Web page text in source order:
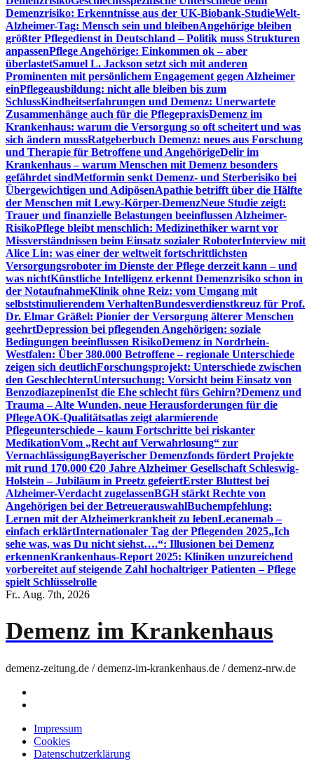
Demenzrisiko: Erkenntnisse aus der UK-Biobank-StudieWelt-
Alzheimer-Tag: Mensch sein und bleibenAngehörige bleiben
größter Pflegedienst in Deutschland – Politik muss Strukturen
anpassenPflege Angehörige: Einkommen ok – aber
überlastetSamuel L. Jackson setzt sich mit anderen
Prominenten mit persönlichem Engagement gegen Alzheimer
einPflegeausbildung: nicht alle bleiben bis zum
SchlussKindheitserfahrungen und Demenz: Unerwartete
Zusammenhänge auch für die PflegepraxisDemenz im
Krankenhaus: warum die Versorgung so oft scheitert und was
sich ändern mussRatgeberbuch Demenz: neues aus Forschung
und Therapie für Betroffene und AngehörigeDelir im
Krankenhaus – warum Menschen mit Demenz besonders
gefährdet sindMetformin senkt Demenz- und Sterberisiko bei
Übergewichtigen und AdipösenApathie betrifft über die Hälfte
der Menschen mit Lewy-Körper-DemenzNeue Studie zeigt:
Trauer und finanzielle Belastungen beeinflussen Alzheimer-
RisikoPflege bleibt menschlich: Medizinethiker warnt vor
Missverständnissen beim Einsatz sozialer RoboterInterview mit
Alice Lin: was einer der weltweit fortschrittlichsten
Versorgungsroboter im Dienste der Pflege derzeit kann – und
was nichtKünstliche Intelligenz erkennt Demenzrisiko schon in
der NotaufnahmeKlinik ohne Reiz: vom Umgang mit
selbststimulierendem VerhaltenBundesverdienstkreuz für Prof.
Dr. Elmar Gräßel: Pionier der Versorgung älterer Menschen
geehrtDepression bei pflegenden Angehörigen: soziale
Bedingungen beeinflussen RisikoDemenz in Nordrhein-
Westfalen: Über 380.000 Betroffene – regionale Unterschiede
zeigen sich deutlichForschungsprojekt: Unterschiede zwischen
den GeschlechternUntersuchung: Vorsicht beim Einsatz von
BenzodiazepinenIst die Ehe schlecht fürs Gehirn?Demenz und
Trauma – Alte Wunden, neue Herausforderungen für die
PflegeAOK-Qualitätsatlas zeigt alarmierende
Pflegeunterschiede – kaum Fortschritte bei riskanter
MedikationVom „Recht auf Verwahrlosung“ zur
VernachlässigungBayerischer Demenzfonds fördert Projekte
mit rund 170.000 €20 Jahre Alzheimer Gesellschaft Schleswig-
Holstein – Jubiläum in Preetz gefeiertErster Bluttest bei
Alzheimer-Verdacht zugelassenBGH stärkt Rechte von
Angehörigen bei der BetreuerauswahlBuchempfehlung:
Lernen mit der Alzheimerkrankheit zu lebenLecanemab –
einfach erklärtInternationaler Tag der Pflegenden 2025„Ich
sehe was, was Du nicht siehst….“: Illusionen bei Demenz
erkennenKrankenhaus-Report 2025: Kliniken unzureichend
vorbereitet auf steigende Zahl hochaltriger Patienten – Pflege
spielt Schlüsselrolle
Fr.. Aug. 7th, 2026
Demenz im Krankenhaus
demenz-zeitung.de / demenz-im-krankenhaus.de / demenz-nrw.de
Impressum
Cookies
Datenschutzerklärung